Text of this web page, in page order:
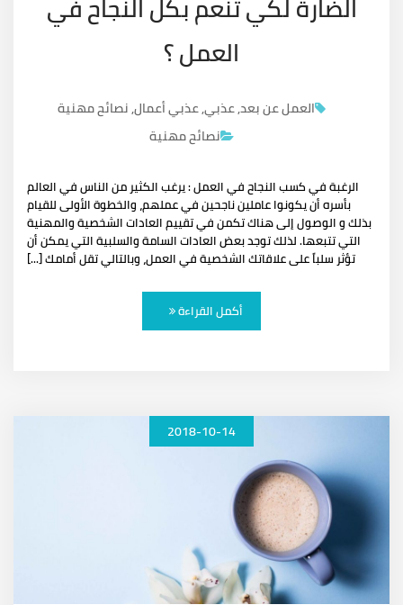
العمل ؟
العمل عن بعد,عذبي,عذبي أعمال,نصائح مهنية
نصائح مهنية
الرغبة في كسب النجاح في العمل : يرغب الكثير من الناس في العالم
بأسره أن يكونوا عاملين ناجحين في عملهم، والخطوة الأولى للقيام
بذلك و الوصول إلى هناك تكمن في تقييم العادات الشخصية والمهنية
التي تتبعها. لذلك توجد بعض العادات السامة والسلبية التي يمكن أن
تؤثر سلباً على علاقاتك الشخصية في العمل، وبالتالي تقل أمامك [...]
أكمل القراءة
2018-10-14